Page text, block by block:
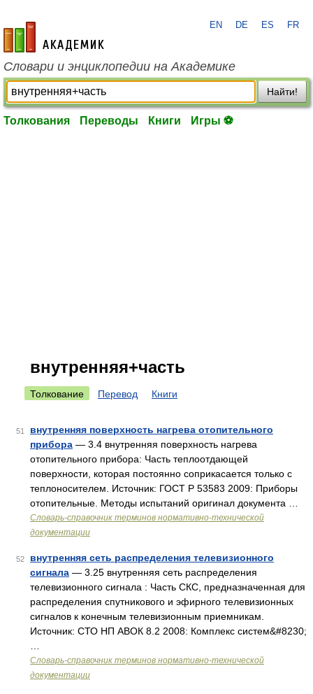
academic.ru
EN DE ES FR
Словари и энциклопедии на Академике
Найти!
Толкования Переводы Книги Игры ⚽
внутренняя+часть
Толкование Перевод Книги
51
внутренняя поверхность нагрева отопительного
прибора — 3.4 внутренняя поверхность нагрева
отопительного прибора: Часть теплоотдающей
поверхности, которая постоянно соприкасается только с
теплоносителем. Источник: ГОСТ Р 53583 2009: Приборы
отопительные. Методы испытаний оригинал документа …
Словарь-справочник терминов нормативно-технической
документации
52
внутренняя сеть распределения телевизионного
сигнала — 3.25 внутренняя сеть распределения
телевизионного сигнала : Часть СКС, предназначенная для
распределения спутникового и эфирного телевизионных
сигналов к конечным телевизионным приемникам.
Источник: СТО НП АВОК 8.2 2008: Комплекс систем&#8230;
Словарь-справочник терминов нормативно-технической
документации